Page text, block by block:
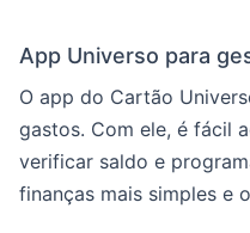
App Universo para
O app do Cartão
gastos. Com ele, é fácil
verificar saldo e
finanças mais simples e